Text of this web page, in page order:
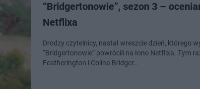
“Bridgertonowie”, sezon 3 –
Netflixa
Drodzy czytelnicy, nastał wreszcie dzień, którego
“Bridgertonowie” powrócili na łono Netflixa. Tym
Featherington i Colina Bridger…